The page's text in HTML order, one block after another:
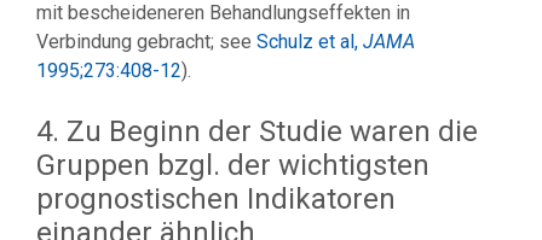
mit bescheideneren Behandlungseffekten in
Verbindung gebracht; see Schulz et al, JAMA
1995;273:408-12).
4. Zu Beginn der Studie waren die
Gruppen bzgl. der wichtigsten
prognostischen Indikatoren
einander ähnlich